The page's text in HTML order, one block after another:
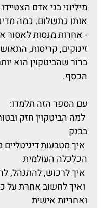
מיליוני בני אדם
אותו כתשלום. כמה
- אחרות מנסות לאסור
זינוקים, קריסות,
ברור שהביטקוין הוא
הכסף.
עם הספר הזה תלמדו:
למה הביטקוין חזק
בבנק
איך מטבעות
הכלכלה העולמית
איך לרכוש, להתנהל,
ואיך לחשוב אחרת על
ואחריות אישית